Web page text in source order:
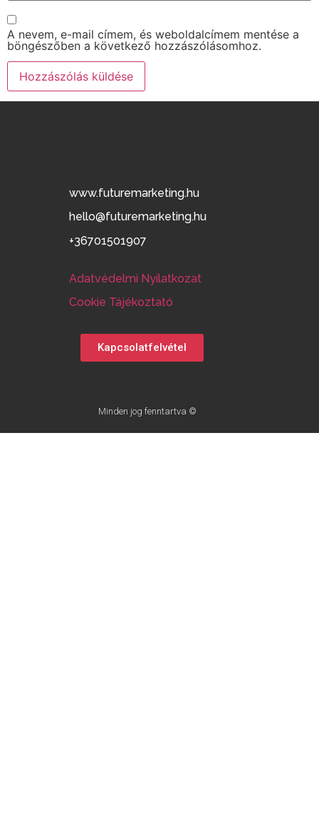
A nevem, e-mail címem, és weboldalcímem mentése a
böngészőben a következő hozzászólásomhoz.
www.futuremarketing.hu
hello@futuremarketing.hu
+36701501907
Adatvédelmi Nyilatkozat
Cookie Tájékoztató
Kapcsolatfelvétel
Minden jog fenntartva ©